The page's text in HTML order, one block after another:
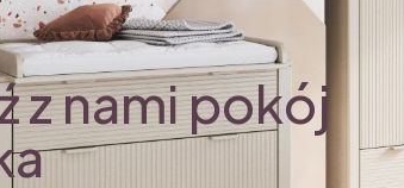
z nami pokój